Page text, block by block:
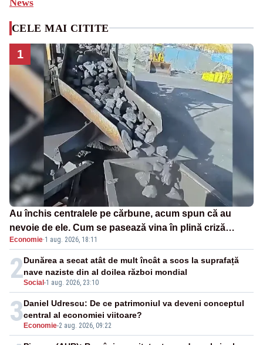
CELE MAI CITITE
1
Au închis centralele pe cărbune, acum spun că au
nevoie de ele. Cum se pasează vina în plină criză
energetică
Economie·1 aug. 2026, 18:11
2Social -1 aug. 2026, 23:10
Dunărea a secat atât de mult încât a scos la suprafață
nave naziste din al doilea război mondial
3 Economie-2 aug. 2026, 09:22
Daniel Udrescu: De ce patrimoniul va deveni conceptul
central al economiei viitoare?